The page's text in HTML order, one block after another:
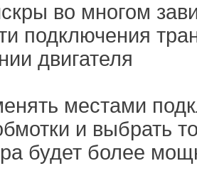
во многом
подключения
двигателя
местами
и выбрать
будет более